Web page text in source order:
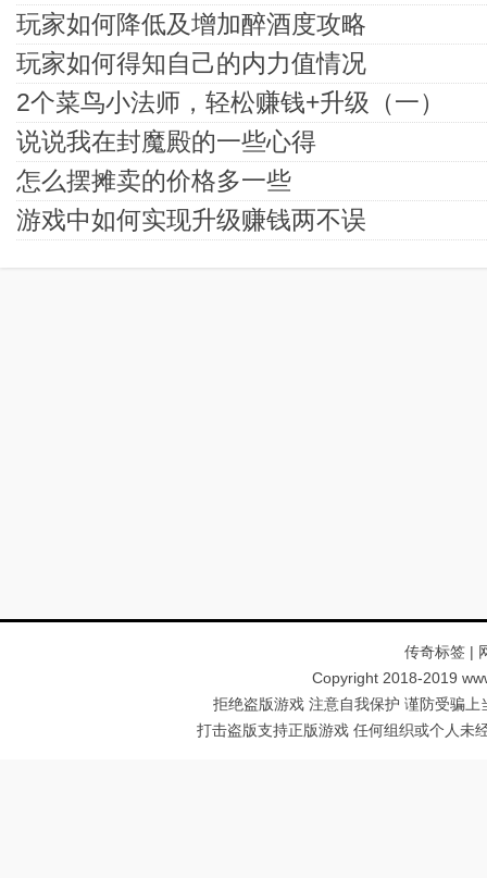
玩家如何降低及增加醉酒度攻略
玩家如何得知自己的内力值情况
2个菜鸟小法师，轻松赚钱+升级（一）
说说我在封魔殿的一些心得
怎么摆摊卖的价格多一些
游戏中如何实现升级赚钱两不误
传奇标签 |
Copyright 2018-2019
拒绝盗版游戏 注意自我保护 谨防受骗
打击盗版支持正版游戏 任何组织或个人未